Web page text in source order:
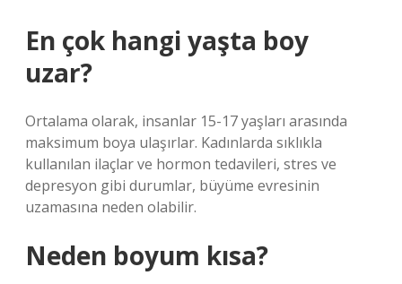
En çok hangi yaşta boy
uzar?
Ortalama olarak, insanlar 15-17 yaşları arasında
maksimum boya ulaşırlar. Kadınlarda sıklıkla
kullanılan ilaçlar ve hormon tedavileri, stres ve
depresyon gibi durumlar, büyüme evresinin
uzamasına neden olabilir.
Neden boyum kısa?